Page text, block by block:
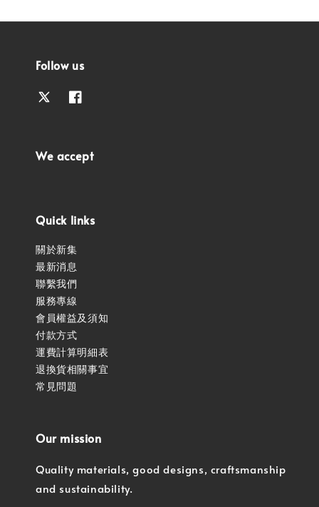
Follow us
We accept
Quick links
關於新集
最新消息
聯繫我們
服務專線
會員權益及須知
付款方式
運費計算明細表
退換貨相關事宜
常見問題
Our mission
Quality materials, good designs, craftsmanship
and sustainability.